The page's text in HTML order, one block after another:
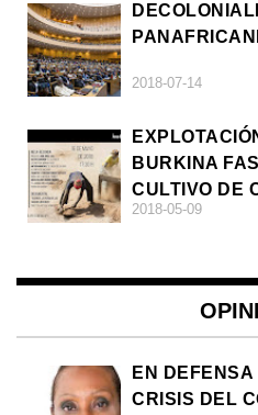
2018-07-14
BURKINA
CULTIVO DE
2018-05-09
EN
CRISIS DEL